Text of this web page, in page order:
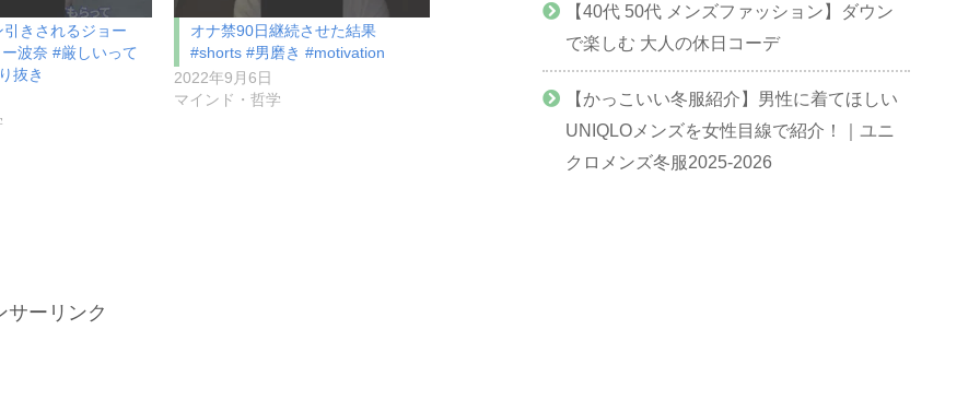
きされるジョー
波奈 #厳しいって
抜き
オナ禁90日継続させた結果
#shorts #男磨き #motivation
2022年9月6日
マインド・哲学
サーリンク
【40代 50代 メンズファッション】ダウン
で楽しむ 大人の休日コーデ
【かっこいい冬服紹介】男性に着てほしい
UNIQLOメンズを女性目線で紹介！｜ユニ
クロメンズ冬服2025-2026